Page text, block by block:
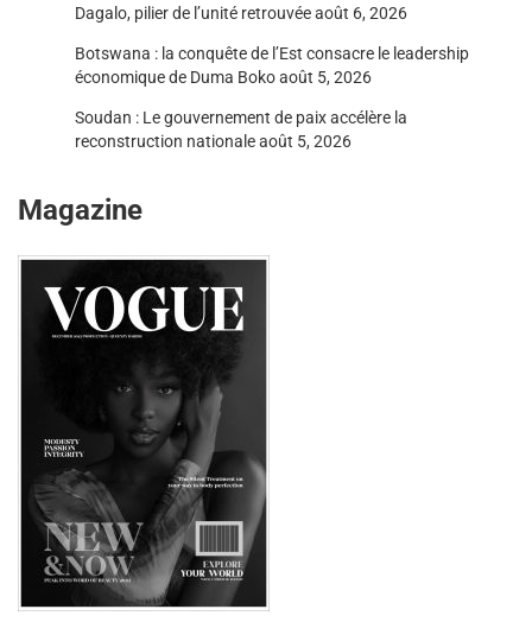
Dagalo, pilier de l’unité retrouvéeaoût 6, 2026
Botswana : la conquête de l’Est consacre le leadership
économique de Duma Bokoaoût 5, 2026
Soudan : Le gouvernement de paix accélère la
reconstruction nationaleaoût 5, 2026
Magazine